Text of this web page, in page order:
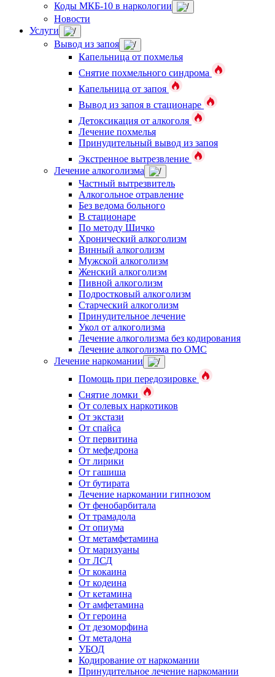
Коды МКБ-10 в наркологии
Новости
Услуги
Вывод из запоя
Капельница от похмелья
Снятие похмельного синдрома
Капельница от запоя
Вывод из запоя в стационаре
Детоксикация от алкоголя
Лечение похмелья
Принудительный вывод из запоя
Экстренное вытрезвление
Лечение алкоголизма
Частный вытрезвитель
Алкогольное отравление
Без ведома больного
В стационаре
По методу Шичко
Хронический алкоголизм
Винный алкоголизм
Мужской алкоголизм
Женский алкоголизм
Пивной алкоголизм
Подростковый алкоголизм
Старческий алкоголизм
Принудительное лечение
Укол от алкоголизма
Лечение алкоголизма без кодирования
Лечение алкоголизма по ОМС
Лечение наркомании
Помощь при передозировке
Снятие ломки
От солевых наркотиков
От экстази
От спайса
От первитина
От мефедрона
От лирики
От гашиша
От бутирата
Лечение наркомании гипнозом
От фенобарбитала
От трамадола
От опиума
От метамфетамина
От марихуаны
От ЛСД
От кокаина
От кодеина
От кетамина
От амфетамина
От героина
От дезоморфина
От метадона
УБОД
Кодирование от наркомании
Принудительное лечение наркомании